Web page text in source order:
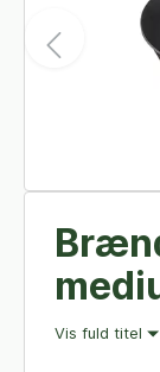
Vis fuld titel